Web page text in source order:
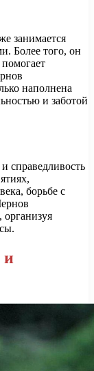
занимается
Более того, он
наполнена
и заботой
справедливость
борьбе с
и